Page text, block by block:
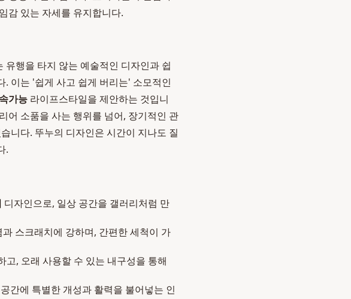
감 있는 자세를 유지합니다.
행을 타지 않는 예술적인 디자인과 쉽
이는 '쉽게 사고 쉽게 버리는' 소모적인
가능 라이프스타일을 제안하는 것입니
어 소품을 사는 행위를 넘어, 장기적인 관
니다. 뚜누의 디자인은 시간이 지나도 질
.
디자인으로, 일상 공간을 갤러리처럼 만
스크래치에 강하며, 간편한 세척이 가
고, 오래 사용할 수 있는 내구성을 통해
간에 특별한 개성과 활력을 불어넣는 인